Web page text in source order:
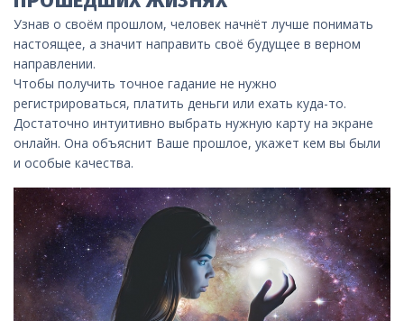
Узнав о своём прошлом, человек начнёт лучше понимать
настоящее, а значит направить своё будущее в верном
направлении.
Чтобы получить точное гадание не нужно
регистрироваться, платить деньги или ехать куда-то.
Достаточно интуитивно выбрать нужную карту на экране
онлайн. Она объяснит Ваше прошлое, укажет кем вы были
и особые качества.